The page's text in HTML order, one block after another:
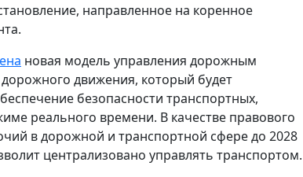
направленное на коренное
новая модель управления дорожным
движения, который будет
безопасности транспортных,
реального времени. В качестве правового
в дорожной и транспортной сфере до 2028
централизовано управлять транспортом.